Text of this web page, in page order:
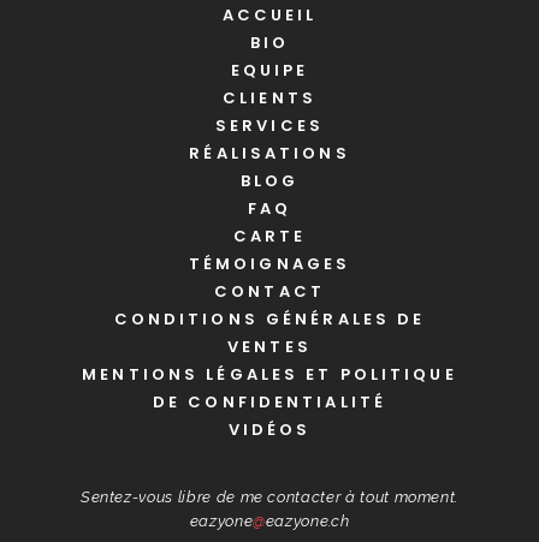
ACCUEIL
BIO
EQUIPE
CLIENTS
SERVICES
RÉALISATIONS
BLOG
FAQ
CARTE
TÉMOIGNAGES
CONTACT
CONDITIONS GÉNÉRALES DE
VENTES
MENTIONS LÉGALES ET POLITIQUE
DE CONFIDENTIALITÉ
VIDÉOS
Sentez-vous libre de me contacter à tout moment.
eazyone@eazyone.ch